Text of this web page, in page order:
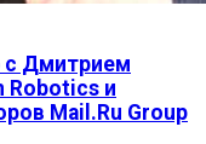
с Дмитрием
Robotics и
Mail.Ru Group